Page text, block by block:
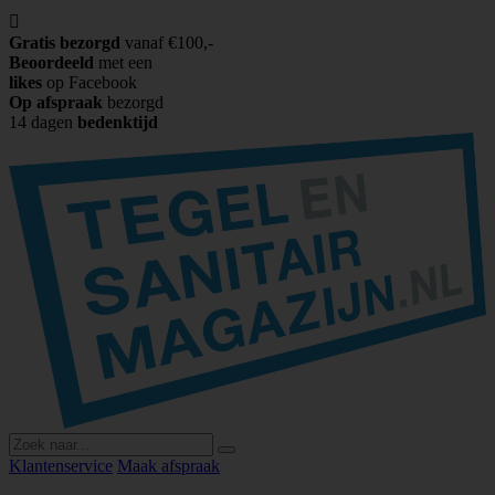

Gratis bezorgd vanaf €100,-
Beoordeeld met een
likes op Facebook
Op afspraak bezorgd
14 dagen bedenktijd
Klantenservice Maak afspraak